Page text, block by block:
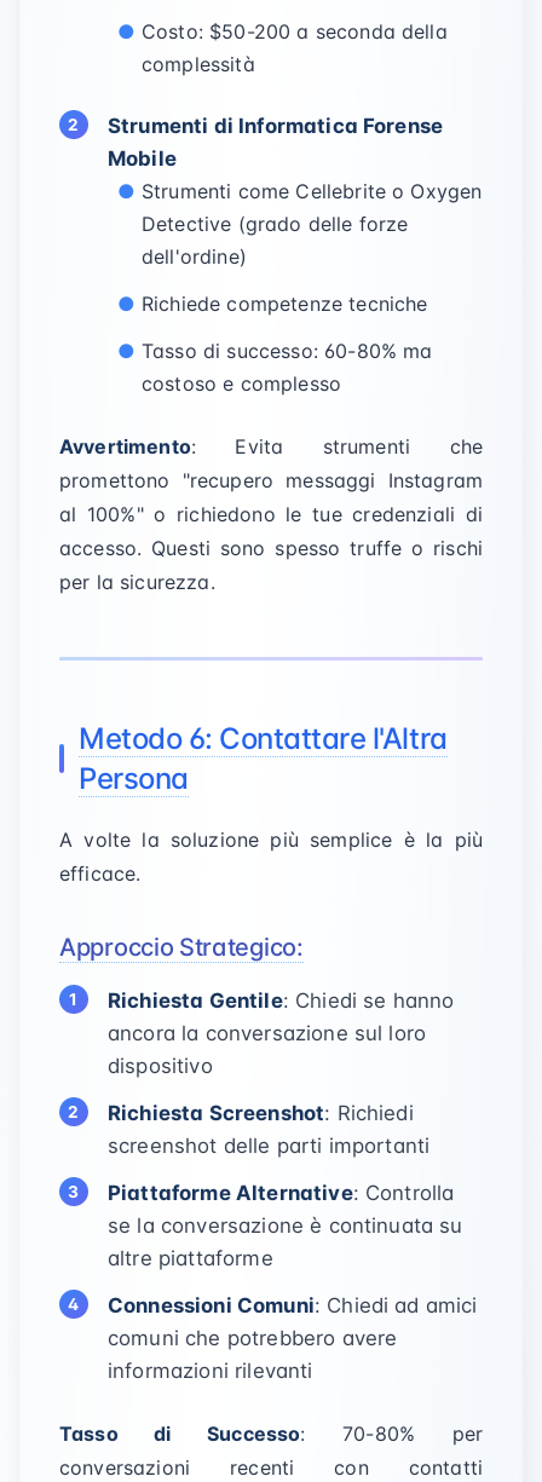
Costo: $50-200 a seconda della
complessità
Strumenti di Informatica Forense
Mobile
Strumenti come Cellebrite o Oxygen
Detective (grado delle forze
dell'ordine)
Richiede competenze tecniche
Tasso di successo: 60-80% ma
costoso e complesso
Avvertimento: Evita strumenti che
promettono "recupero messaggi Instagram
al 100%" o richiedono le tue credenziali di
accesso. Questi sono spesso truffe o rischi
per la sicurezza.
Metodo 6: Contattare l'Altra
Persona
A volte la soluzione più semplice è la più
efficace.
Approccio Strategico:
Richiesta Gentile: Chiedi se hanno
ancora la conversazione sul loro
dispositivo
Richiesta Screenshot: Richiedi
screenshot delle parti importanti
Piattaforme Alternative: Controlla
se la conversazione è continuata su
altre piattaforme
Connessioni Comuni: Chiedi ad amici
comuni che potrebbero avere
informazioni rilevanti
Tasso di Successo: 70-80% per
conversazioni recenti con contatti